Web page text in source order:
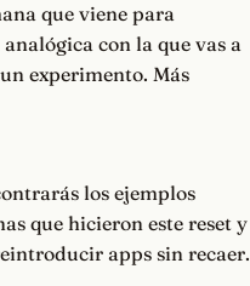
que viene para
con la que vas a
experimento. Más
los ejemplos
que hicieron este reset y
apps sin recaer.